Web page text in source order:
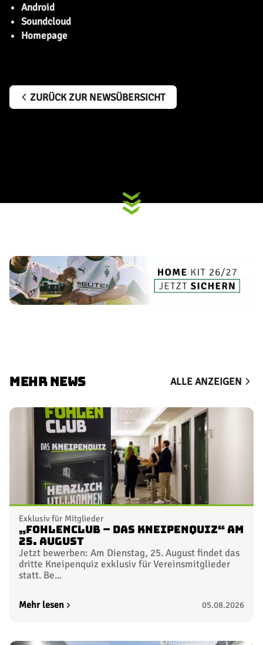
Android
Soundcloud
Homepage
ZURÜCK ZUR NEWSÜBERSICHT
MEHR NEWS ALLE ANZEIGEN
Exklusiv für Mitglieder
„FohlenClub – Das Kneipenquiz“ am
25. August
Jetzt bewerben: Am Dienstag, 25. August findet das
dritte Kneipenquiz exklusiv für Vereinsmitglieder
statt. Be...
Mehr lesen 05.08.2026